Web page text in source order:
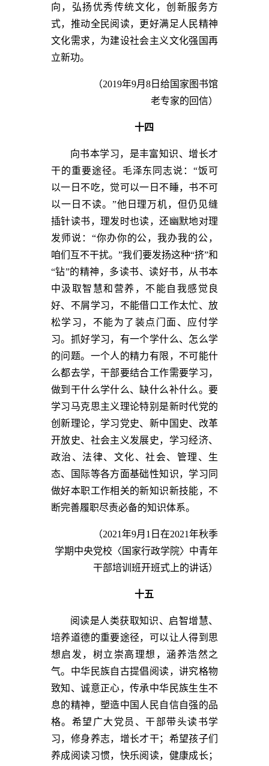
向，弘扬优秀传统文化，创新服务方
式，推动全民阅读，更好满足人民精神
文化需求，为建设社会主义文化强国再
立新功。
（2019年9月8日给国家图书馆
老专家的回信）
十四
向书本学习，是丰富知识、增长才
干的重要途径。毛泽东同志说：“饭可
以一日不吃，觉可以一日不睡，书不可
以一日不读。”他日理万机，但仍见缝
插针读书，理发时也读，还幽默地对理
发师说：“你办你的公，我办我的公，
咱们互不干扰。”我们要发扬这种“挤”和
“钻”的精神，多读书、读好书，从书本
中汲取智慧和营养，不能自我感觉良
好、不屑学习，不能借口工作太忙、放
松学习，不能为了装点门面、应付学
习。抓好学习，有一个学什么、怎么学
的问题。一个人的精力有限，不可能什
么都去学，干部要结合工作需要学习，
做到干什么学什么、缺什么补什么。要
学习马克思主义理论特别是新时代党的
创新理论，学习党史、新中国史、改革
开放史、社会主义发展史，学习经济、
政治、法律、文化、社会、管理、生
态、国际等各方面基础性知识，学习同
做好本职工作相关的新知识新技能，不
断完善履职尽责必备的知识体系。
（2021年9月1日在2021年秋季
学期中央党校〈国家行政学院〉中青年
干部培训班开班式上的讲话）
十五
阅读是人类获取知识、启智增慧、
培养道德的重要途径，可以让人得到思
想启发，树立崇高理想，涵养浩然之
气。中华民族自古提倡阅读，讲究格物
致知、诚意正心，传承中华民族生生不
息的精神，塑造中国人民自信自强的品
格。希望广大党员、干部带头读书学
习，修身养志，增长才干；希望孩子们
养成阅读习惯，快乐阅读，健康成长；